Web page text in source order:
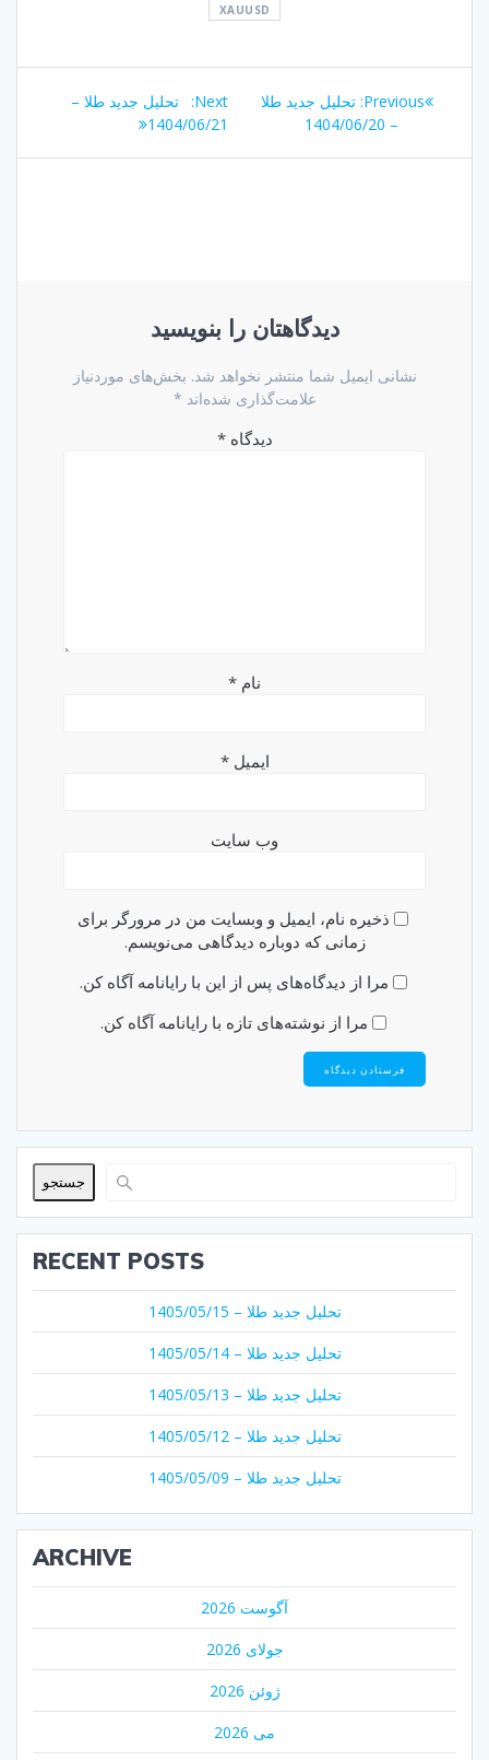
XAUUSD
راهبری
نوشته
Previous:
Previous
post:
تحلیل جدید طلا
– 1404/06/20
Next:
Next
post:
تحلیل جدید طلا –
1404/06/21
دیدگاهتان را بنویسید
نشانی ایمیل شما منتشر نخواهد شد. بخش‌های موردنیاز
علامت‌گذاری شده‌اند *
دیدگاه*
نام *
ایمیل*
وب‌ سایت
ذخیره نام، ایمیل و وبسایت من در مرورگر برای
زمانی که دوباره دیدگاهی می‌نویسم.
مرا از دیدگاه‌های پس از این با رایانامه آگاه کن.
مرا از نوشته‌های تازه با رایانامه آگاه کن.
جستجو
RECENT POSTS
تحلیل جدید طلا – 1405/05/15
تحلیل جدید طلا – 1405/05/14
تحلیل جدید طلا – 1405/05/13
تحلیل جدید طلا – 1405/05/12
تحلیل جدید طلا – 1405/05/09
ARCHIVE
آگوست 2026
جولای 2026
ژوئن 2026
می 2026